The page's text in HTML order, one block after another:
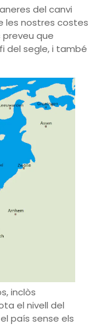
del canvi
les nostres costes
preveu que
del segle, i també
inclòs
el nivell del
país sense els